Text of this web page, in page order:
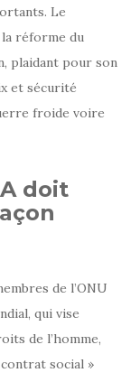
Le
réforme du
plaidant pour son
et sécurité
froide voire
doit
de l’ONU
qui vise
de l’homme,
social »